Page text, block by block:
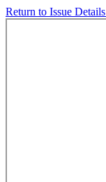
Return to Issue Details